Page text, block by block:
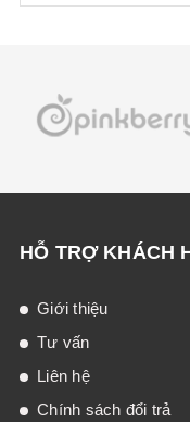
HỖ TRỢ KHÁCH
Giới thiệu
Tư vấn
Liên hệ
Chính sách đổi trả